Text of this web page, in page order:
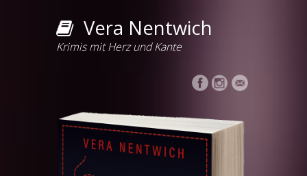
Vera Nentwich
Krimis mit Herz und Kante